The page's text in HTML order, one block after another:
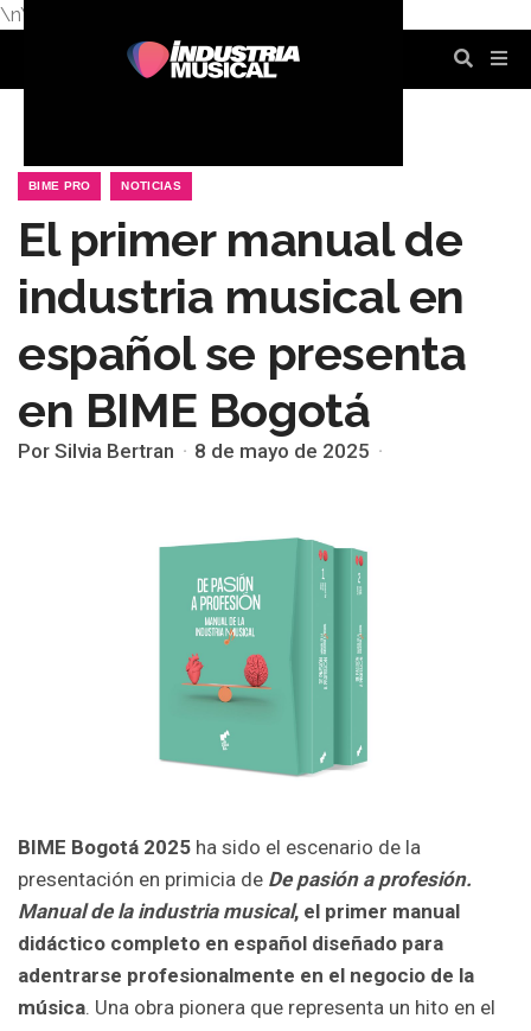
\n\n
BIME PRO NOTICIAS
El primer manual de
industria musical en
español se presenta
en BIME Bogotá
Por Silvia Bertran 8 de mayo de 2025
BIME Bogotá 2025 ha sido el escenario de la
presentación en primicia de De pasión a profesión.
Manual de la industria musical, el primer manual
didáctico completo en español diseñado para
adentrarse profesionalmente en el negocio de la
música. Una obra pionera que representa un hito en el